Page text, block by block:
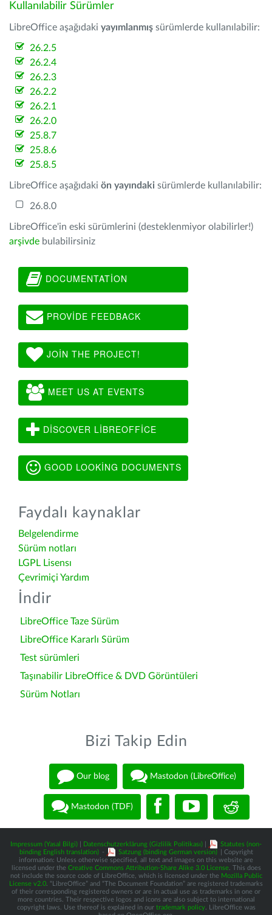
Kullanılabilir Sürümler
LibreOffice aşağıdaki yayımlanmış sürümlerde kullanılabilir:
26.2.5
26.2.4
26.2.3
26.2.2
26.2.1
26.2.0
25.8.7
25.8.6
25.8.5
LibreOffice aşağıdaki ön yayındaki sürümlerde kullanılabilir:
26.8.0
LibreOffice'in eski sürümlerini (desteklenmiyor olabilirler!)
arşivde bulabilirsiniz
DOCUMENTATION
PROVIDE FEEDBACK
JOIN THE PROJECT!
MEET US AT EVENTS
DISCOVER LIBREOFFICE
GOOD LOOKING DOCUMENTS
Faydalı kaynaklar
Belgelendirme
Sürüm notları
LGPL Lisensı
Çevrimiçi Yardım
İndir
LibreOffice Taze Sürüm
LibreOffice Kararlı Sürüm
Test sürümleri
Taşınabilir LibreOffice & DVD Görüntüleri
Sürüm Notları
Bizi Takip Edin
Our blog Mastodon (LibreOffice)
Mastodon (TDF)
Impressum (Yasal Bilgi) Datenschutzerklärung (Gizlilik Politikası)
Statutes (non-
binding English translation) - Satzung (binding German version)
| Copyright
information: Unless otherwise specified, all text and images on this website are
licensed under the Creative Commons Attribution-Share Alike 3.0 License. This does
not include the source code of LibreOffice, which is licensed under the Mozilla Public
License v2.0 . “LibreOffice” and “The Document Foundation” are registered trademarks
of their corresponding registered owners or are in actual use as trademarks in one or
more countries. Their respective logos and icons are also subject to international
copyright laws. Use thereof is explained in our trademark policy. LibreOffice was